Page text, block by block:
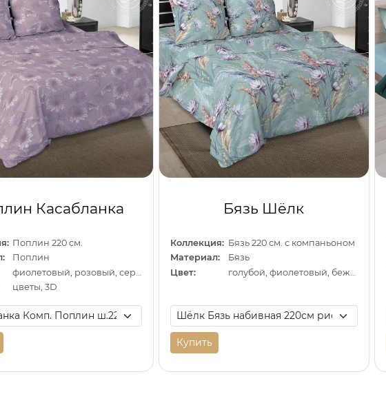
Касабланка
Поплин 220 см.
Поплин
цветы, 3D
Бязь Шёлк
Коллекция: Бязь 220 см. с компаньоном
Материал:
Бязь
Цвет:
Купить